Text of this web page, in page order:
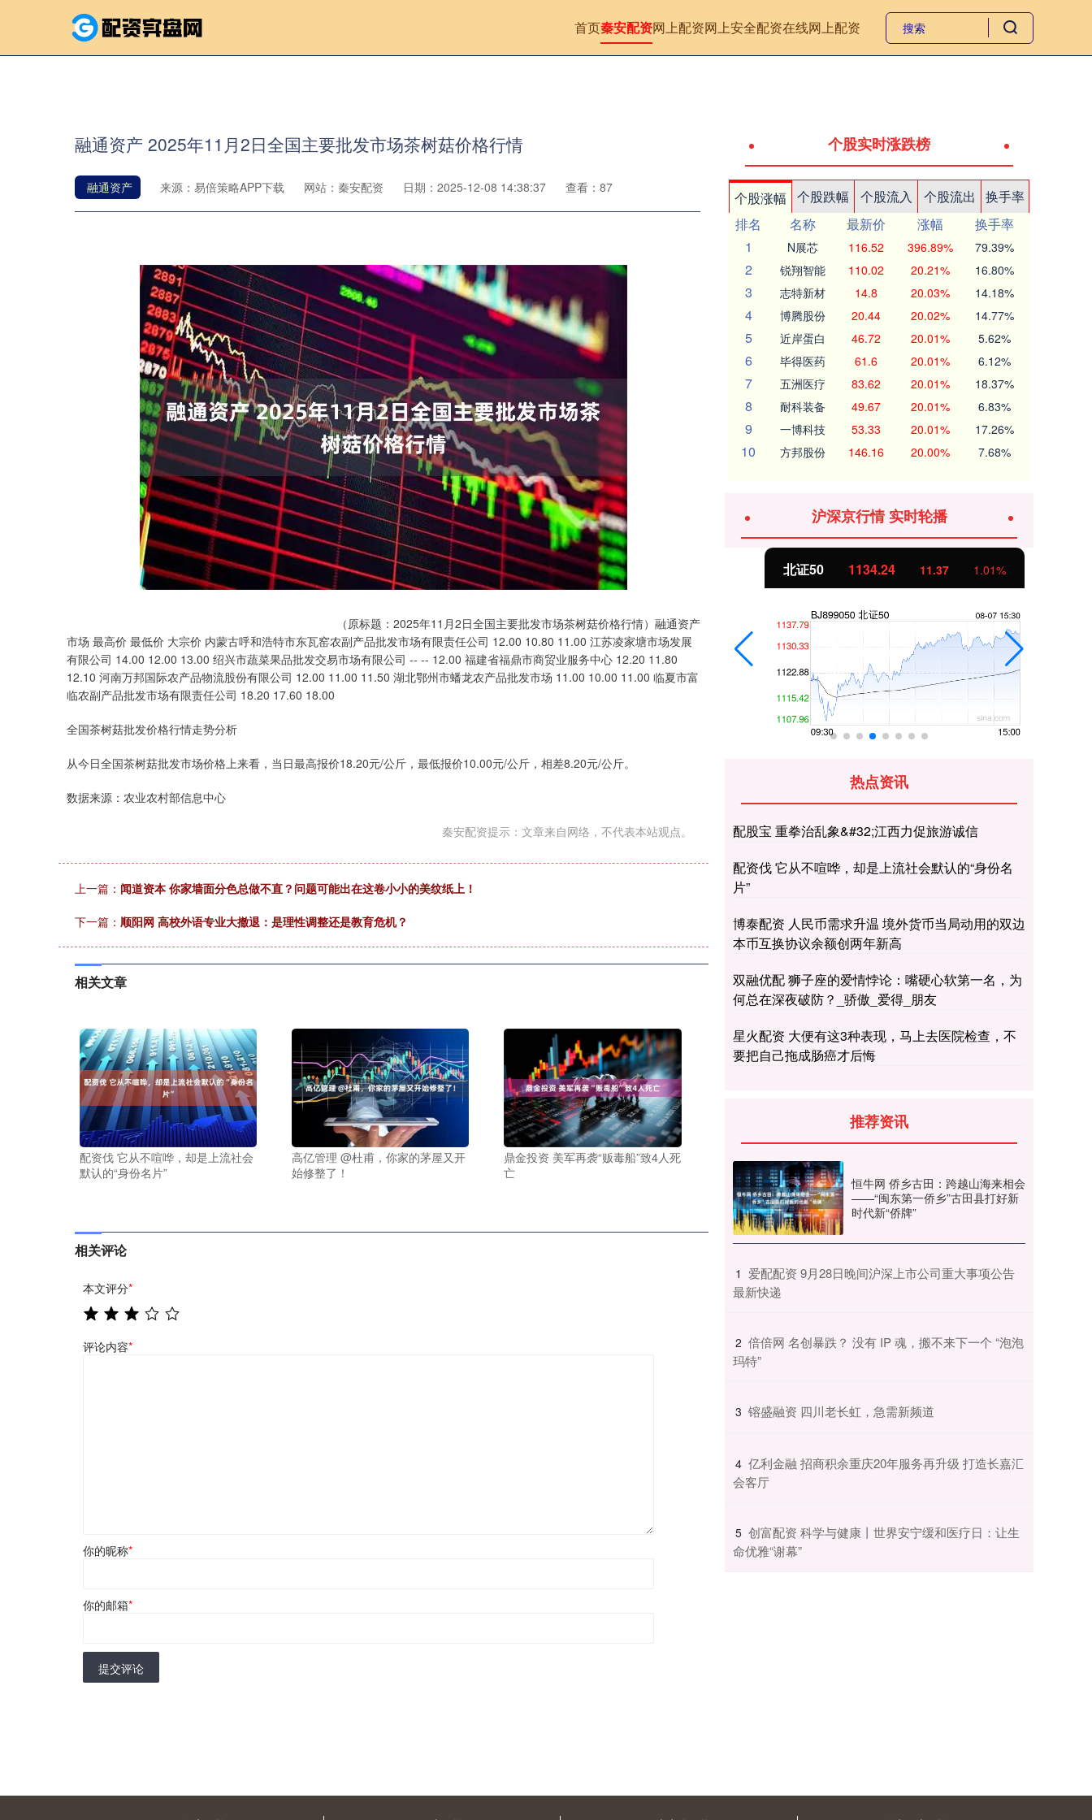
首页秦安配资网上配资网上安全配资在线网上配资
融通资产 2025年11月2日全国主要批发市场茶树菇价格行情
融通资产 来源：易倍策略APP下载 网站：秦安配资 日期：2025-12-08 14:38:37 查看：87
（原标题：2025年11月2日全国主要批发市场茶树菇价格行情）融通资产
市场 最高价 最低价 大宗价 内蒙古呼和浩特市东瓦窑农副产品批发市场有限责任公司 12.00 10.80 11.00 江苏凌家塘市场发展
有限公司 14.00 12.00 13.00 绍兴市蔬菜果品批发交易市场有限公司 -- -- 12.00 福建省福鼎市商贸业服务中心 12.20 11.80
12.10 河南万邦国际农产品物流股份有限公司 12.00 11.00 11.50 湖北鄂州市蟠龙农产品批发市场 11.00 10.00 11.00 临夏市富
临农副产品批发市场有限责任公司 18.20 17.60 18.00
全国茶树菇批发价格行情走势分析
从今日全国茶树菇批发市场价格上来看，当日最高报价18.20元/公斤，最低报价10.00元/公斤，相差8.20元/公斤。
数据来源：农业农村部信息中心
秦安配资提示：文章来自网络，不代表本站观点。
上一篇： 闻道资本 你家墙面分色总做不直？问题可能出在这卷小小的美纹纸上！
下一篇： 顺阳网 高校外语专业大撤退：是理性调整还是教育危机？
相关文章
配资伐 它从不喧哗，却是上流社会
默认的“身份名片”
高亿管理 @杜甫，你家的茅屋又开
始修整了！
鼎金投资 美军再袭“贩毒船”致4人死
亡
相关评论
本文评分*
评论内容*
你的昵称*
你的邮箱*
提交评论
个股实时涨跌榜
个股涨幅 个股跌幅 个股流入 个股流出
换手率
排名
名称 最新价 涨幅
换手率
1
N展芯 116.52 396.89% 79.39%
2 锐翔智能 110.02 20.21% 16.80%
3 志特新材 14.8 20.03% 14.18%
4 博腾股份 20.44 20.02% 14.77%
5 近岸蛋白 46.72 20.01% 5.62%
6 毕得医药 61.6 20.01% 6.12%
7 五洲医疗 83.62 20.01% 18.37%
8 耐科装备 49.67 20.01% 6.83%
9 一博科技 53.33 20.01% 17.26%
10 方邦股份 146.16 20.00% 7.68%
沪深京行情 实时轮播
深证成指 14311.01 200.89 1.42% 沪深300 4694.44 43.13 北证50 1134.24 11.37 1.01%
热点资讯
配股宝 重拳治乱象&#32;江西力促旅游诚信
配资伐 它从不喧哗，却是上流社会默认的“身份名
片”
博泰配资 人民币需求升温 境外货币当局动用的双边
本币互换协议余额创两年新高
双融优配 狮子座的爱情悖论：嘴硬心软第一名，为
何总在深夜破防？_骄傲_爱得_朋友
星火配资 大便有这3种表现，马上去医院检查，不
要把自己拖成肠癌才后悔
推荐资讯
恒牛网 侨乡古田：跨越山海来相会
——“闽东第一侨乡”古田县打好新
时代新“侨牌”
1 ​爱配配资 9月28日晚间沪深上市公司重大事项公告
最新快递
2 ​倍倍网 名创暴跌？ 没有 IP 魂，搬不来下一个 “泡泡
玛特”
3 ​镕盛融资 四川老长虹，急需新频道
4 ​亿利金融 招商积余重庆20年服务再升级 打造长嘉汇
会客厅
5 ​创富配资 科学与健康丨世界安宁缓和医疗日：让生
命优雅“谢幕”